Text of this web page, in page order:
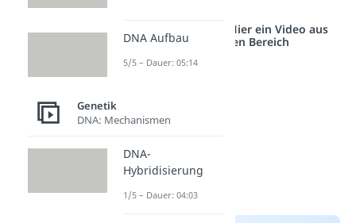
Studyflix vernetzt: Hier ein Video aus
einem anderen Bereich
DNA Aufbau
5/5 – Dauer: 05:14
Genetik
DNA: Mechanismen
DNA-
Hybridisierung
1/5 – Dauer: 04:03